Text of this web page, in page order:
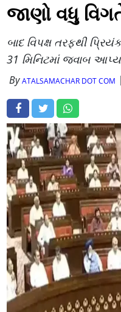
જાણો વધુ
બાદ વિપક્ષ તરફથી
31 મિનિટમાં જવાબ
ByATALSAMACHAR DOT COM